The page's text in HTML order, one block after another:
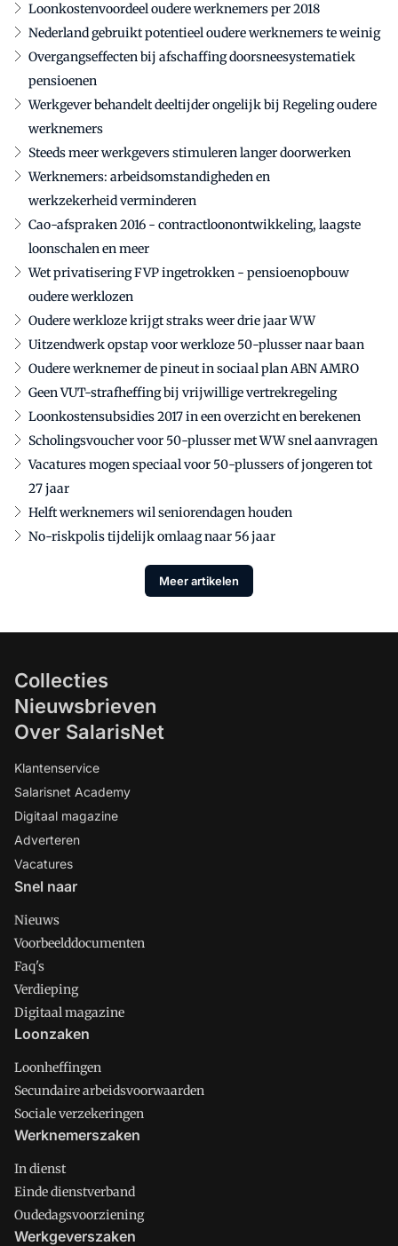
Loonkostenvoordeel oudere werknemers per 2018
Nederland gebruikt potentieel oudere werknemers te weinig
Overgangseffecten bij afschaffing doorsneesystematiek
pensioenen
Werkgever behandelt deeltijder ongelijk bij Regeling oudere
werknemers
Steeds meer werkgevers stimuleren langer doorwerken
Werknemers: arbeidsomstandigheden en
werkzekerheid verminderen
Cao-afspraken 2016 - contractloonontwikkeling, laagste
loonschalen en meer
Wet privatisering FVP ingetrokken - pensioenopbouw
oudere werklozen
Oudere werkloze krijgt straks weer drie jaar WW
Uitzendwerk opstap voor werkloze 50-plusser naar baan
Oudere werknemer de pineut in sociaal plan ABN AMRO
Geen VUT-strafheffing bij vrijwillige vertrekregeling
Loonkostensubsidies 2017 in een overzicht en berekenen
Scholingsvoucher voor 50-plusser met WW snel aanvragen
Vacatures mogen speciaal voor 50-plussers of jongeren tot
27 jaar
Helft werknemers wil seniorendagen houden
No-riskpolis tijdelijk omlaag naar 56 jaar
Meer artikelen
Collecties
Nieuwsbrieven
Over SalarisNet
Klantenservice
Salarisnet Academy
Digitaal magazine
Adverteren
Vacatures
Snel naar
Nieuws
Voorbeelddocumenten
Faq's
Verdieping
Digitaal magazine
Loonzaken
Loonheffingen
Secundaire arbeidsvoorwaarden
Sociale verzekeringen
Werknemerszaken
In dienst
Einde dienstverband
Oudedagsvoorziening
Werkgeverszaken